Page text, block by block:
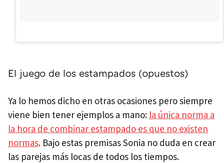
El juego de los estampados (opuestos)
Ya lo hemos dicho en otras ocasiones pero siempre
viene bien tener ejemplos a mano: la única norma a
la hora de combinar estampado es que no existen
normas. Bajo estas premisas Sonia no duda en crear
las parejas más locas de todos los tiempos.